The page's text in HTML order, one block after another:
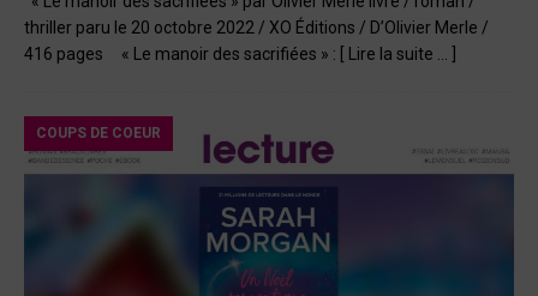
thriller paru le 20 octobre 2022 / XO Éditions / D’Olivier Merle /
416 pages « Le manoir des sacrifiées » :
[ Lire la suite … ]
COUPS DE COEUR